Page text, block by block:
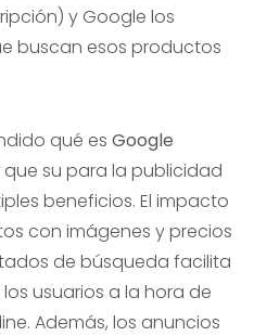
y Google los
buscan esos productos
qué es Google
su para la publicidad
beneficios. El impacto
con imágenes y precios
de búsqueda facilita
usuarios a la hora de
Además, los anuncios